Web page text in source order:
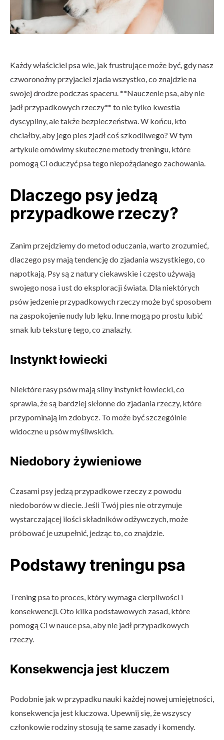
Każdy właściciel psa wie, jak frustrujące może być, gdy nasz
czworonożny przyjaciel zjada wszystko, co znajdzie na
swojej drodze podczas spaceru. **Nauczenie psa, aby nie
jadł przypadkowych rzeczy** to nie tylko kwestia
dyscypliny, ale także bezpieczeństwa. W końcu, kto
chciałby, aby jego pies zjadł coś szkodliwego? W tym
artykule omówimy skuteczne metody treningu, które
pomogą Ci oduczyć psa tego niepożądanego zachowania.
Dlaczego psy jedzą
przypadkowe rzeczy?
Zanim przejdziemy do metod oduczania, warto zrozumieć,
dlaczego psy mają tendencję do zjadania wszystkiego, co
napotkają. Psy są z natury ciekawskie i często używają
swojego nosa i ust do eksploracji świata. Dla niektórych
psów jedzenie przypadkowych rzeczy może być sposobem
na zaspokojenie nudy lub lęku. Inne mogą po prostu lubić
smak lub teksturę tego, co znalazły.
Instynkt łowiecki
Niektóre rasy psów mają silny instynkt łowiecki, co
sprawia, że są bardziej skłonne do zjadania rzeczy, które
przypominają im zdobycz. To może być szczególnie
widoczne u psów myśliwskich.
Niedobory żywieniowe
Czasami psy jedzą przypadkowe rzeczy z powodu
niedoborów w diecie. Jeśli Twój pies nie otrzymuje
wystarczającej ilości składników odżywczych, może
próbować je uzupełnić, jedząc to, co znajdzie.
Podstawy treningu psa
Trening psa to proces, który wymaga cierpliwości i
konsekwencji. Oto kilka podstawowych zasad, które
pomogą Ci w nauce psa, aby nie jadł przypadkowych
rzeczy.
Konsekwencja jest kluczem
Podobnie jak w przypadku nauki każdej nowej umiejętności,
konsekwencja jest kluczowa. Upewnij się, że wszyscy
członkowie rodziny stosują te same zasady i komendy.